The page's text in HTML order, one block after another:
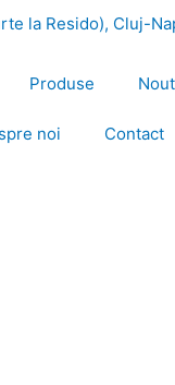
la Resido), Cluj-
Produse
noi Contact